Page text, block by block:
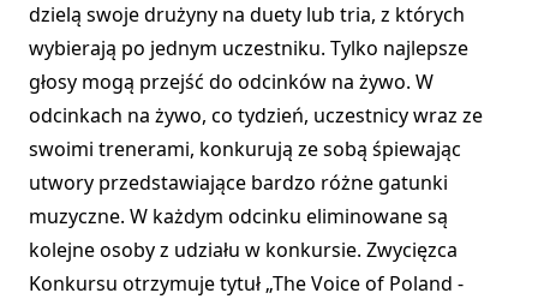
dzielą swoje drużyny na duety lub tria, z których
wybierają po jednym uczestniku. Tylko najlepsze
głosy mogą przejść do odcinków na żywo. W
odcinkach na żywo, co tydzień, uczestnicy wraz ze
swoimi trenerami, konkurują ze sobą śpiewając
utwory przedstawiające bardzo różne gatunki
muzyczne. W każdym odcinku eliminowane są
kolejne osoby z udziału w konkursie. Zwycięzca
Konkursu otrzymuje tytuł „The Voice of Poland -